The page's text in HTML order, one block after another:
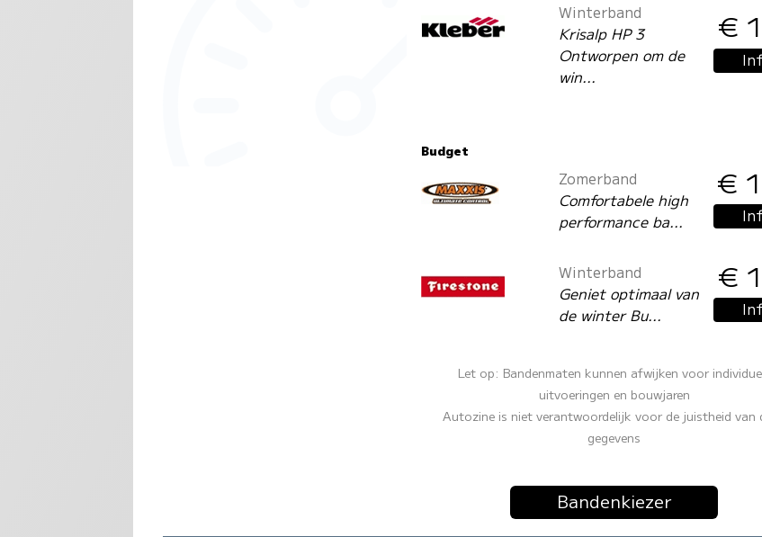
Winterband
Krisalp HP 3
Ontworpen om de
win...
€
Budget
Zomerband
Comfortabele high
performance ba...
€
Winterband
Geniet optimaal van
de winter Bu...
€
Let op: Bandenmaten kunnen afwijken voor
uitvoeringen en bouwjaren
Autozine is niet verantwoordelijk voor de juistheid van
gegevens
Bandenkiezer